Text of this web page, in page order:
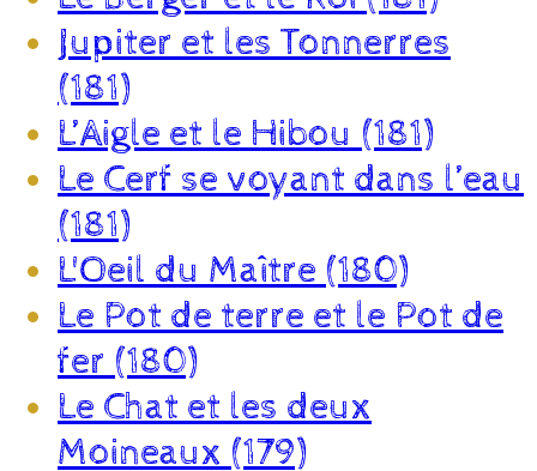
Jupiter et les Tonnerres
(181)
L’Aigle et le Hibou (181)
Le Cerf se voyant dans l’eau
(181)
L'Oeil du Maître (180)
Le Pot de terre et le Pot de
fer (180)
Le Chat et les deux
Moineaux (179)